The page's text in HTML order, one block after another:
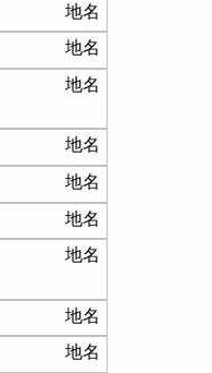
地名
地名
地名
地名
地名
地名
地名
地名
地名